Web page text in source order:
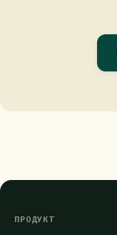
ПРОДУКТ